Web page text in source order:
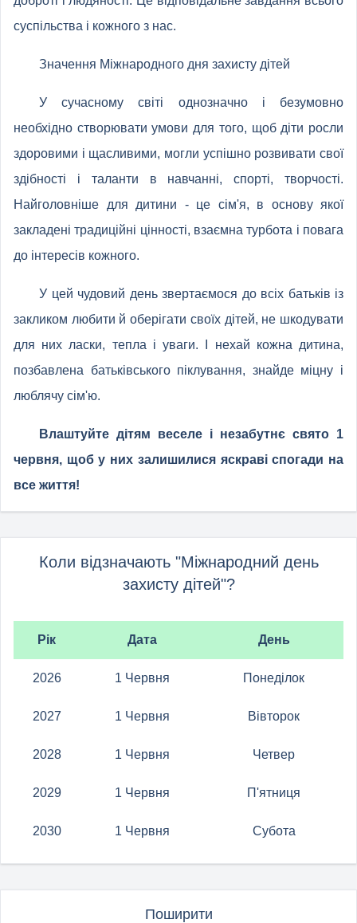
суспільства і кожного з нас.
Значення Міжнародного дня захисту дітей
У сучасному світі однозначно і безумовно
необхідно створювати умови для того, щоб діти росли
здоровими і щасливими, могли успішно розвивати свої
здібності і таланти в навчанні, спорті, творчості.
Найголовніше для дитини - це сім'я, в основу якої
закладені традиційні цінності, взаємна турбота і повага
до інтересів кожного.
У цей чудовий день звертаємося до всіх батьків із
закликом любити й оберігати своїх дітей, не шкодувати
для них ласки, тепла і уваги. І нехай кожна дитина,
позбавлена ​​батьківського піклування, знайде міцну і
люблячу сім'ю.
Влаштуйте дітям веселе і незабутнє свято 1
червня, щоб у них залишилися яскраві спогади на
все життя!
Коли відзначають "Міжнародний день
захисту дітей"?
Рік Дата День
2026 1 Червня Понеділок
2027 1 Червня Вівторок
2028 1 Червня Четвер
2029 1 Червня П'ятниця
2030 1 Червня Субота
Поширити